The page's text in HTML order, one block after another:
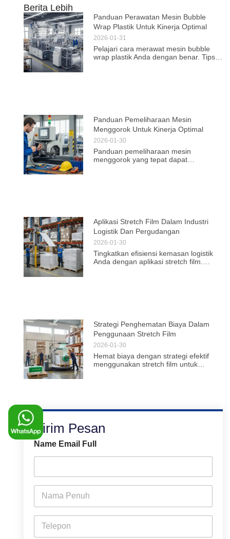
Berita Lebih
Panduan Perawatan Mesin Bubble
Wrap Plastik Untuk Kinerja Optimal
2026-01-31
Pelajari cara merawat mesin bubble
wrap plastik Anda dengan benar. Tips
Panduan Pemeliharaan Mesin
Menggorok Untuk Kinerja Optimal
2026-01-30
Panduan pemeliharaan mesin
menggorok yang tepat dapat
Aplikasi Stretch Film Dalam Industri
Logistik Dan Pergudangan
2026-01-30
Tingkatkan efisiensi kemasan logistik
Anda dengan aplikasi stretch film.
Strategi Penghematan Biaya Dalam
Penggunaan Stretch Film
2026-01-30
Hemat biaya dengan strategi efektif
menggunakan stretch film untuk
Kirim Pesan
Name Email Full
l
l